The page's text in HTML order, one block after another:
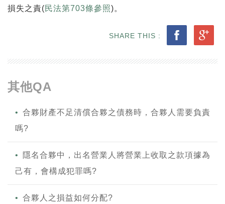
損失之責(民法第703條參照)。
SHARE THIS :
其他QA
合夥財產不足清償合夥之債務時，合夥人需要負責
嗎?
隱名合夥中，出名營業人將營業上收取之款項據為
己有，會構成犯罪嗎?
合夥人之損益如何分配?